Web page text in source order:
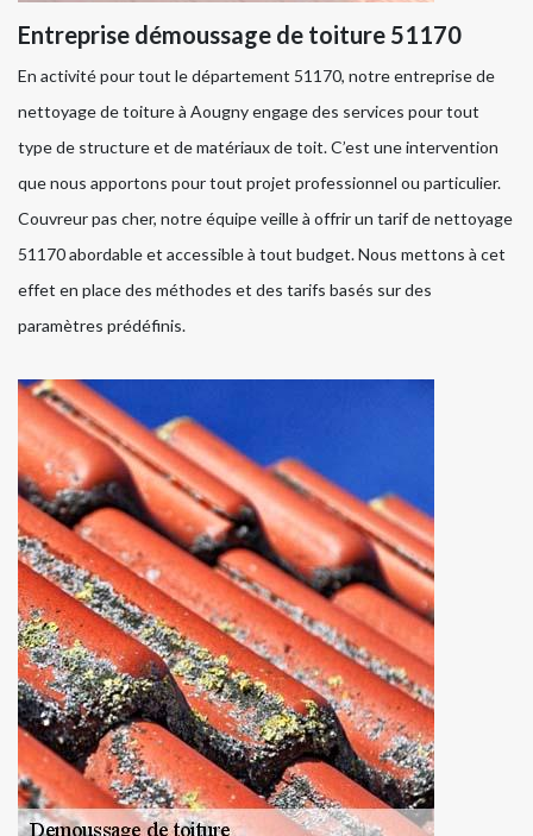
Entreprise démoussage de toiture 51170
En activité pour tout le département 51170, notre entreprise de
nettoyage de toiture à Aougny engage des services pour tout
type de structure et de matériaux de toit. C’est une intervention
que nous apportons pour tout projet professionnel ou particulier.
Couvreur pas cher, notre équipe veille à offrir un tarif de nettoyage
51170 abordable et accessible à tout budget. Nous mettons à cet
effet en place des méthodes et des tarifs basés sur des
paramètres prédéfinis.